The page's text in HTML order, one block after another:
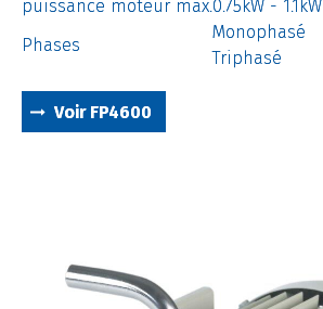
puissance moteur max.0.75kW - 1.1kW
Phases
Monophasé
Triphasé
Voir FP4600